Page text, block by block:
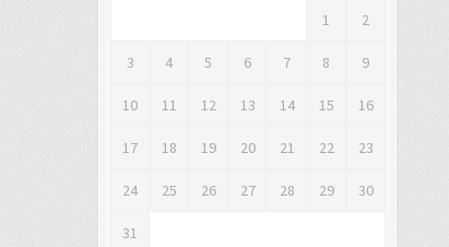
1 2
3 4 5 6 7 8 9
10 11 12 13 14 15 16
17 18 19 20 21 22 23
24 25 26 27 28 29 30
31